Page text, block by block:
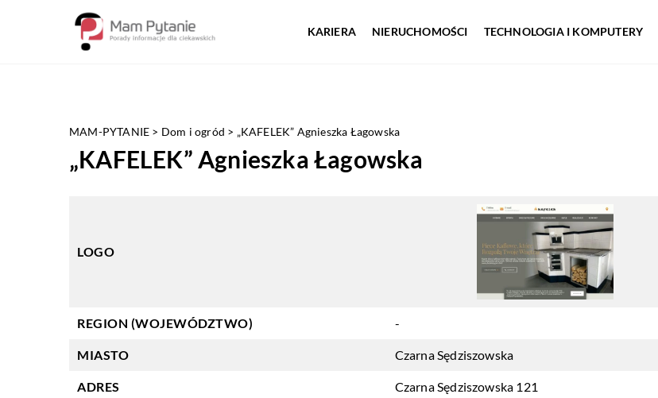
KARIERA NIERUCHOMOŚCI TECHNOLOGIA I KOMPUTERY
MAM-PYTANIE > Dom i ogród > „KAFELEK” Agnieszka Łagowska
„KAFELEK” Agnieszka Łagowska
LOGO
REGION (WOJEWÓDZTWO) -
MIASTO Czarna Sędziszowska
ADRES Czarna Sędziszowska 121